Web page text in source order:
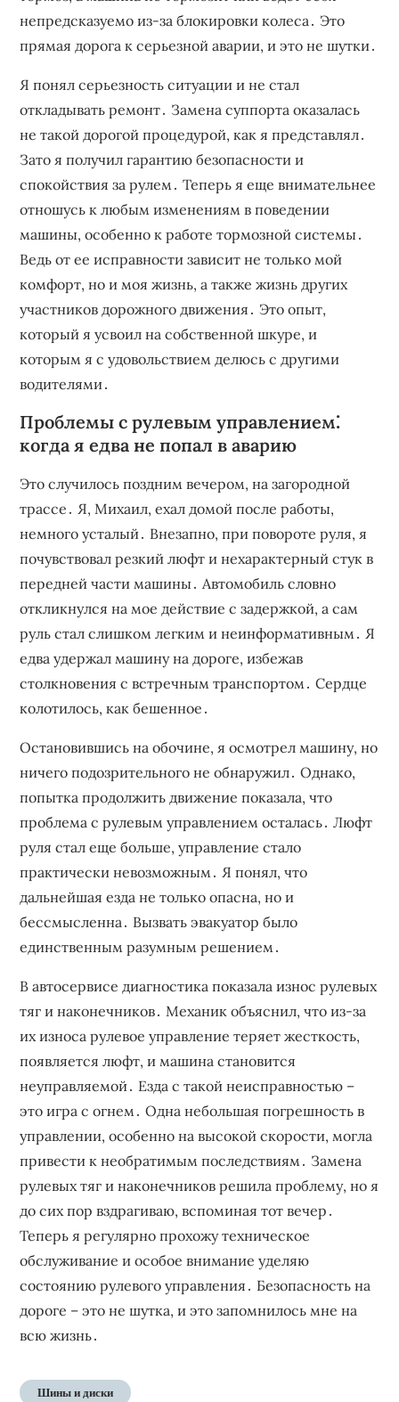
непредсказуемо из-за блокировки колеса․ Это
прямая дорога к серьезной аварии‚ и это не шутки․
Я понял серьезность ситуации и не стал
откладывать ремонт․ Замена суппорта оказалась
не такой дорогой процедурой‚ как я представлял․
Зато я получил гарантию безопасности и
спокойствия за рулем․ Теперь я еще внимательнее
отношусь к любым изменениям в поведении
машины‚ особенно к работе тормозной системы․
Ведь от ее исправности зависит не только мой
комфорт‚ но и моя жизнь‚ а также жизнь других
участников дорожного движения․ Это опыт‚
который я усвоил на собственной шкуре‚ и
которым я с удовольствием делюсь с другими
водителями․
Проблемы с рулевым управлением⁚
когда я едва не попал в аварию
Это случилось поздним вечером‚ на загородной
трассе․ Я‚ Михаил‚ ехал домой после работы‚
немного усталый․ Внезапно‚ при повороте руля‚ я
почувствовал резкий люфт и нехарактерный стук в
передней части машины․ Автомобиль словно
откликнулся на мое действие с задержкой‚ а сам
руль стал слишком легким и неинформативным․ Я
едва удержал машину на дороге‚ избежав
столкновения с встречным транспортом․ Сердце
колотилось‚ как бешенное․
Остановившись на обочине‚ я осмотрел машину‚ но
ничего подозрительного не обнаружил․ Однако‚
попытка продолжить движение показала‚ что
проблема с рулевым управлением осталась․ Люфт
руля стал еще больше‚ управление стало
практически невозможным․ Я понял‚ что
дальнейшая езда не только опасна‚ но и
бессмысленна․ Вызвать эвакуатор было
единственным разумным решением․
В автосервисе диагностика показала износ рулевых
тяг и наконечников․ Механик объяснил‚ что из-за
их износа рулевое управление теряет жесткость‚
появляется люфт‚ и машина становится
неуправляемой․ Езда с такой неисправностью –
это игра с огнем․ Одна небольшая погрешность в
управлении‚ особенно на высокой скорости‚ могла
привести к необратимым последствиям․ Замена
рулевых тяг и наконечников решила проблему‚ но я
до сих пор вздрагиваю‚ вспоминая тот вечер․
Теперь я регулярно прохожу техническое
обслуживание и особое внимание уделяю
состоянию рулевого управления․ Безопасность на
дороге – это не шутка‚ и это запомнилось мне на
всю жизнь․
Шины и диски